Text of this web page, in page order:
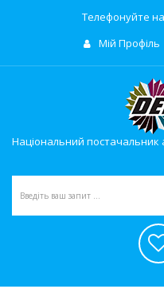
Телефонуйте
Мій Профіль
Національний постачальник